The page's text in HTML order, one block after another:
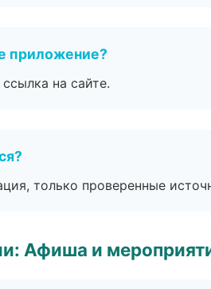
приложение?
на сайте.
только проверенные
Афиша и